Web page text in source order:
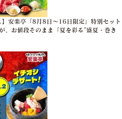
】安楽亭「8月8日～16日限定」特別セット
、お値段そのまま「夏を彩る”盛夏・巻き